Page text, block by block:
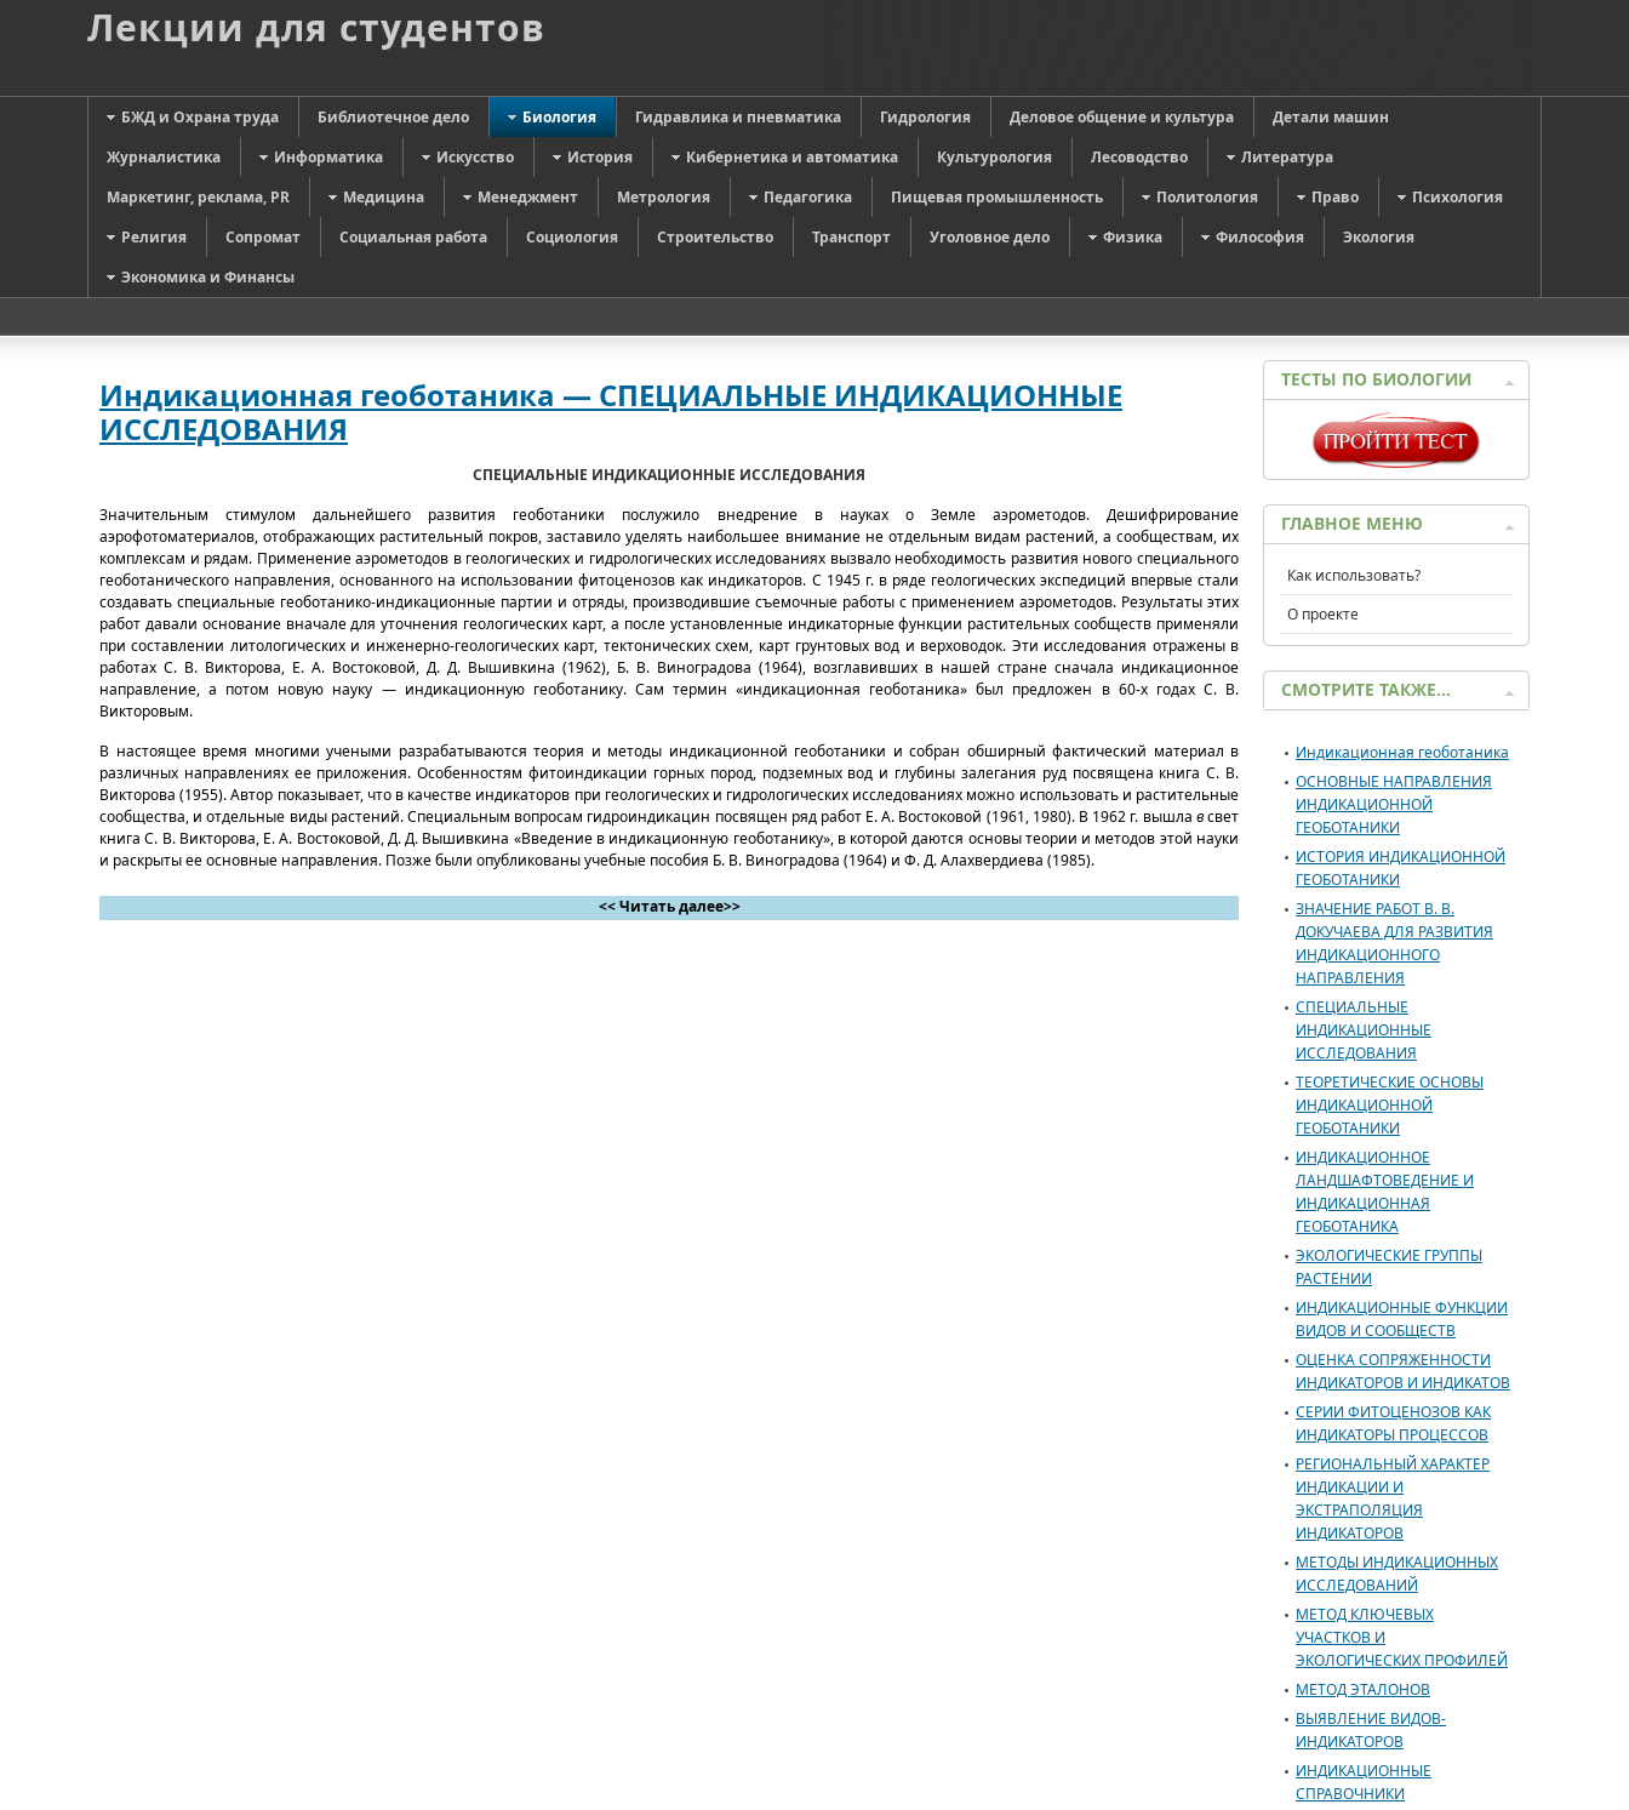
Лекции для студентов
БЖД и Охрана труда Библиотечное дело Биология Гидравлика и пневматика Гидрология Деловое общение и культура
Детали машин
Журналистика
Информатика Искусство История Кибернетика и автоматика Культурология Лесоводство
Литература
Маркетинг, реклама, PR
Медицина Менеджмент Метрология Педагогика Пищевая промышленность Политология Право
Психология
Религия
Сопромат Социальная работа Социология Строительство Транспорт Уголовное дело Физика Философия
Экология
Экономика и Финансы
Индикационная геоботаника — СПЕЦИАЛЬНЫЕ ИНДИКАЦИОННЫЕ
ИССЛЕДОВАНИЯ
СПЕЦИАЛЬНЫЕ ИНДИКАЦИОННЫЕ ИССЛЕДОВАНИЯ
Значительным стимулом дальнейшего развития геоботаники послужило внедрение в науках о Земле аэрометодов. Дешифрирование
аэрофотоматериалов, отображающих растительный покров, заставило уделять наибольшее внимание не отдельным видам растений, а сообществам, их
комплексам и рядам. Применение аэрометодов в геологических и гидрологических исследованиях вызвало необходимость развития нового специального
геоботанического направления, основанного на использовании фитоценозов как индикаторов. С 1945 г. в ряде геологических экспедиций впервые стали
создавать специальные геоботанико-индикационные партии и отряды, производившие съемочные работы с применением аэрометодов. Результаты этих
работ давали основание вначале для уточнения геологических карт, а после установленные индикаторные функции растительных сообществ применяли
при составлении литологических и инженерно-геологических карт, тектонических схем, карт грунтовых вод и верховодок. Эти исследования отражены в
работах С. В. Викторова, Е. А. Востоковой, Д. Д. Вышивкина (1962), Б. В. Виноградова (1964), возглавивших в нашей стране сначала индикационное
направление, а потом новую науку — индикационную геоботанику. Сам термин «индикационная геоботаника» был предложен в 60-х годах С. В.
Викторовым.
В настоящее время многими учеными разрабатываются теория и методы индикационной геоботаники и собран обширный фактический материал в
различных направлениях ее приложения. Особенностям фитоиндикации горных пород, подземных вод и глубины залегания руд посвящена книга С. В.
Викторова (1955). Автор показывает, что в качестве индикаторов при геологических и гидрологических исследованиях можно использовать и растительные
сообщества, и отдельные виды растений. Специальным вопросам гидроиндикацин посвящен ряд работ Е. А. Востоковой (1961, 1980). В 1962 г. вышла всвет
книга С. В. Викторова, Е. А. Востоковой, Д. Д. Вышивкина «Введение в индикационную геоботанику», в которой даются основы теории и методов этой науки
и раскрыты ее основные направления. Позже были опубликованы учебные пособия Б. В. Виноградова (1964) и Ф. Д. Алахвердиева (1985).
<< Читать далее>>
ТЕСТЫ ПО БИОЛОГИИ
ГЛАВНОЕ МЕНЮ
Как использовать?
О проекте
СМОТРИТЕ ТАКЖЕ…
Индикационная геоботаника
ОСНОВНЫЕ НАПРАВЛЕНИЯ
ИНДИКАЦИОННОЙ
ГЕОБОТАНИКИ
ИСТОРИЯ ИНДИКАЦИОННОЙ
ГЕОБОТАНИКИ
ЗНАЧЕНИЕ РАБОТ В. В.
ДОКУЧАЕВА ДЛЯ РАЗВИТИЯ
ИНДИКАЦИОННОГО
НАПРАВЛЕНИЯ
СПЕЦИАЛЬНЫЕ
ИНДИКАЦИОННЫЕ
ИССЛЕДОВАНИЯ
ТЕОРЕТИЧЕСКИЕ ОСНОВЫ
ИНДИКАЦИОННОЙ
ГЕОБОТАНИКИ
ИНДИКАЦИОННОЕ
ЛАНДШАФТОВЕДЕНИЕ И
ИНДИКАЦИОННАЯ
ГЕОБОТАНИКА
ЭКОЛОГИЧЕСКИЕ ГРУППЫ
РАСТЕНИИ
ИНДИКАЦИОННЫЕ ФУНКЦИИ
ВИДОВ И СООБЩЕСТВ
ОЦЕНКА СОПРЯЖЕННОСТИ
ИНДИКАТОРОВ И ИНДИКАТОВ
СЕРИИ ФИТОЦЕНОЗОВ КАК
ИНДИКАТОРЫ ПРОЦЕССОВ
РЕГИОНАЛЬНЫЙ ХАРАКТЕР
ИНДИКАЦИИ И
ЭКСТРАПОЛЯЦИЯ
ИНДИКАТОРОВ
МЕТОДЫ ИНДИКАЦИОННЫХ
ИССЛЕДОВАНИЙ
МЕТОД КЛЮЧЕВЫХ
УЧАСТКОВ И
ЭКОЛОГИЧЕСКИХ ПРОФИЛЕЙ
МЕТОД ЭТАЛОНОВ
ВЫЯВЛЕНИЕ ВИДОВ-
ИНДИКАТОРОВ
ИНДИКАЦИОННЫЕ
СПРАВОЧНИКИ